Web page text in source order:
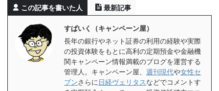
この記事を書いた人 最新記事
すぱいく（キャンペーン屋）
長年の銀行やネット証券の利用の経験や実際
の投資体験をもとに高利の定期預金や金融機
関キャンペーン情報満載のブログを運営する
管理人。キャンペーン屋、 週刊現代や女性セ
ブンさらに 日経ヴェリタスなどでコメントす